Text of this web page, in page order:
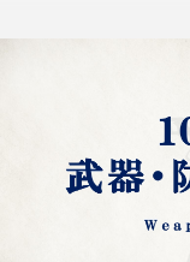
試合情報
試合情報トップ
観戦する